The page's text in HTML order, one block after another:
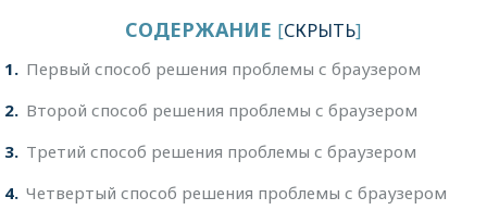
СОДЕРЖАНИЕ [СКРЫТЬ]
1
Первый способ решения проблемы с браузером
2 Второй способ решения проблемы с браузером
3 Третий способ решения проблемы с браузером
4 Четвертый способ решения проблемы с браузером